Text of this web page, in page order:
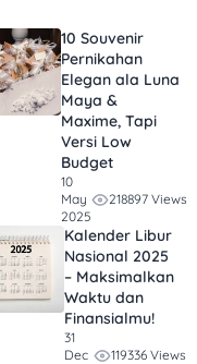
10 Souvenir
Pernikahan
Elegan ala Luna
Maya &
Maxime, Tapi
Versi Low
Budget
10
May
2025
218897 Views
Kalender Libur
Nasional 2025
– Maksimalkan
Waktu dan
Finansialmu!
31
Dec
119336 Views